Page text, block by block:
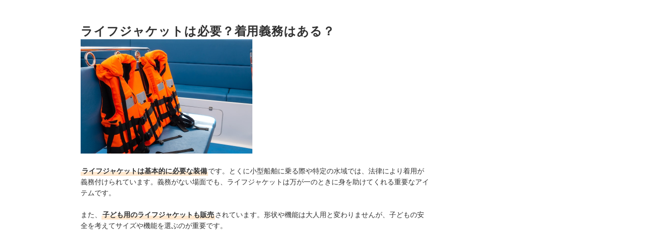
5 ライフジャケットの素材は耐久性や快適性を左右する。各素材の特徴を確認
6 安全性や利便性を高める機能があるかもチェックしよう
ライフジャケット全51商品おすすめ人気ランキング
ライフジャケットの正しい着用方法は？
ライフジャケット使用後にはどんな手入れをすればいい？
ライフジャケットに寿命はある？定期点検やメンテナンスは必要？
ライフジャケットの売れ筋ランキングもチェック！
ライフジャケットは必要？着用義務はある？
ライフジャケットは基本的に必要な装備です。とくに小型船舶に乗る際や特定の水域では、法律により着用が
義務付けられています。義務がない場面でも、ライフジャケットは万が一のときに身を助けてくれる重要なアイ
テムです。
また、 子ども用のライフジャケットも販売されています。形状や機能は大人用と変わりませんが、子どもの安
全を考えてサイズや機能を選ぶのが重要です。